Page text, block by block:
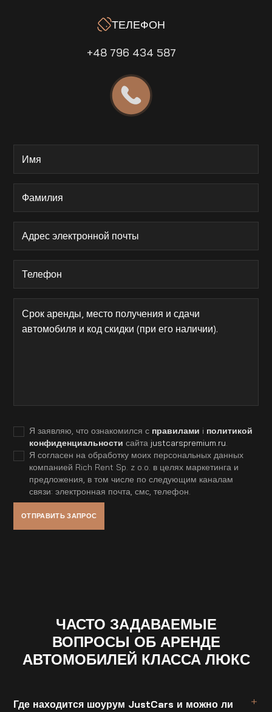
ТЕЛЕФОН
+48 796 434 587
Я заявляю, что ознакомился с правилами i политикой
конфиденциальности сайта justcarspremium.ru
Я согласен на обработку моих персональных данных
компанией Rich Rent Sp. z o.o. в целях маркетинга и
предложения, в том числе по следующим каналам
связи: электронная почта, смс, телефон.
ЧАСТО ЗАДАВАЕМЫЕ
ВОПРОСЫ ОБ АРЕНДЕ
АВТОМОБИЛЕЙ КЛАССА ЛЮКС
Где находится шоурум JustCars и можно ли